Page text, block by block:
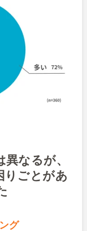
なるが、
りごとがあ
グ